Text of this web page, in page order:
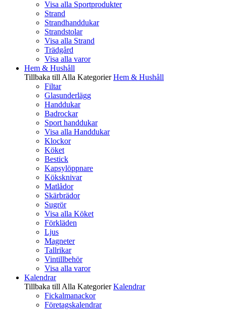
Visa alla Sportprodukter
Strand
Strandhanddukar
Strandstolar
Visa alla Strand
Trädgård
Visa alla varor
Hem & Hushåll
Tillbaka till Alla Kategorier Hem & Hushåll
Filtar
Glasunderlägg
Handdukar
Badrockar
Sport handdukar
Visa alla Handdukar
Klockor
Köket
Bestick
Kapsylöppnare
Köksknivar
Matlådor
Skärbrädor
Sugrör
Visa alla Köket
Förkläden
Ljus
Magneter
Tallrikar
Vintillbehör
Visa alla varor
Kalendrar
Tillbaka till Alla Kategorier Kalendrar
Fickalmanackor
Företagskalendrar